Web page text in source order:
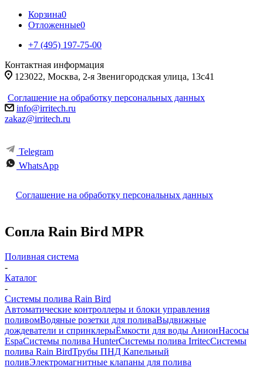
Корзина0
Отложенные0
+7 (495) 197-75-00
Контактная информация
123022, Москва, 2-я Звенигородская улица, 13с41
Соглашение на обработку персональных данных
info@irritech.ru
zakaz@irritech.ru
Telegram
WhatsApp
Соглашение на обработку персональных данных
Сопла Rain Bird MPR
Поливная система
-
Каталог
-
Системы полива Rain Bird
Автоматические контроллеры и блоки управления
поливомВодяные розетки для поливаВыдвижные
дождеватели и спринклерыЁмкости для воды АнионНасосы
EspaСистемы полива HunterСистемы полива IrritecСистемы
полива Rain BirdТрубы ПНД Капельный
поливЭлектромагнитные клапаны для полива